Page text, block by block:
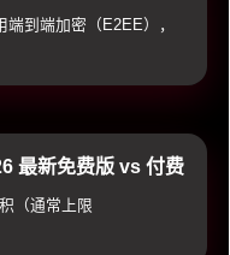
到端加密（E2EE），
最新免费版 vs 付费
（通常上限